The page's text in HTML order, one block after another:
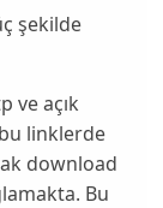
şekilde
ve açık
linklerde
download
Bu